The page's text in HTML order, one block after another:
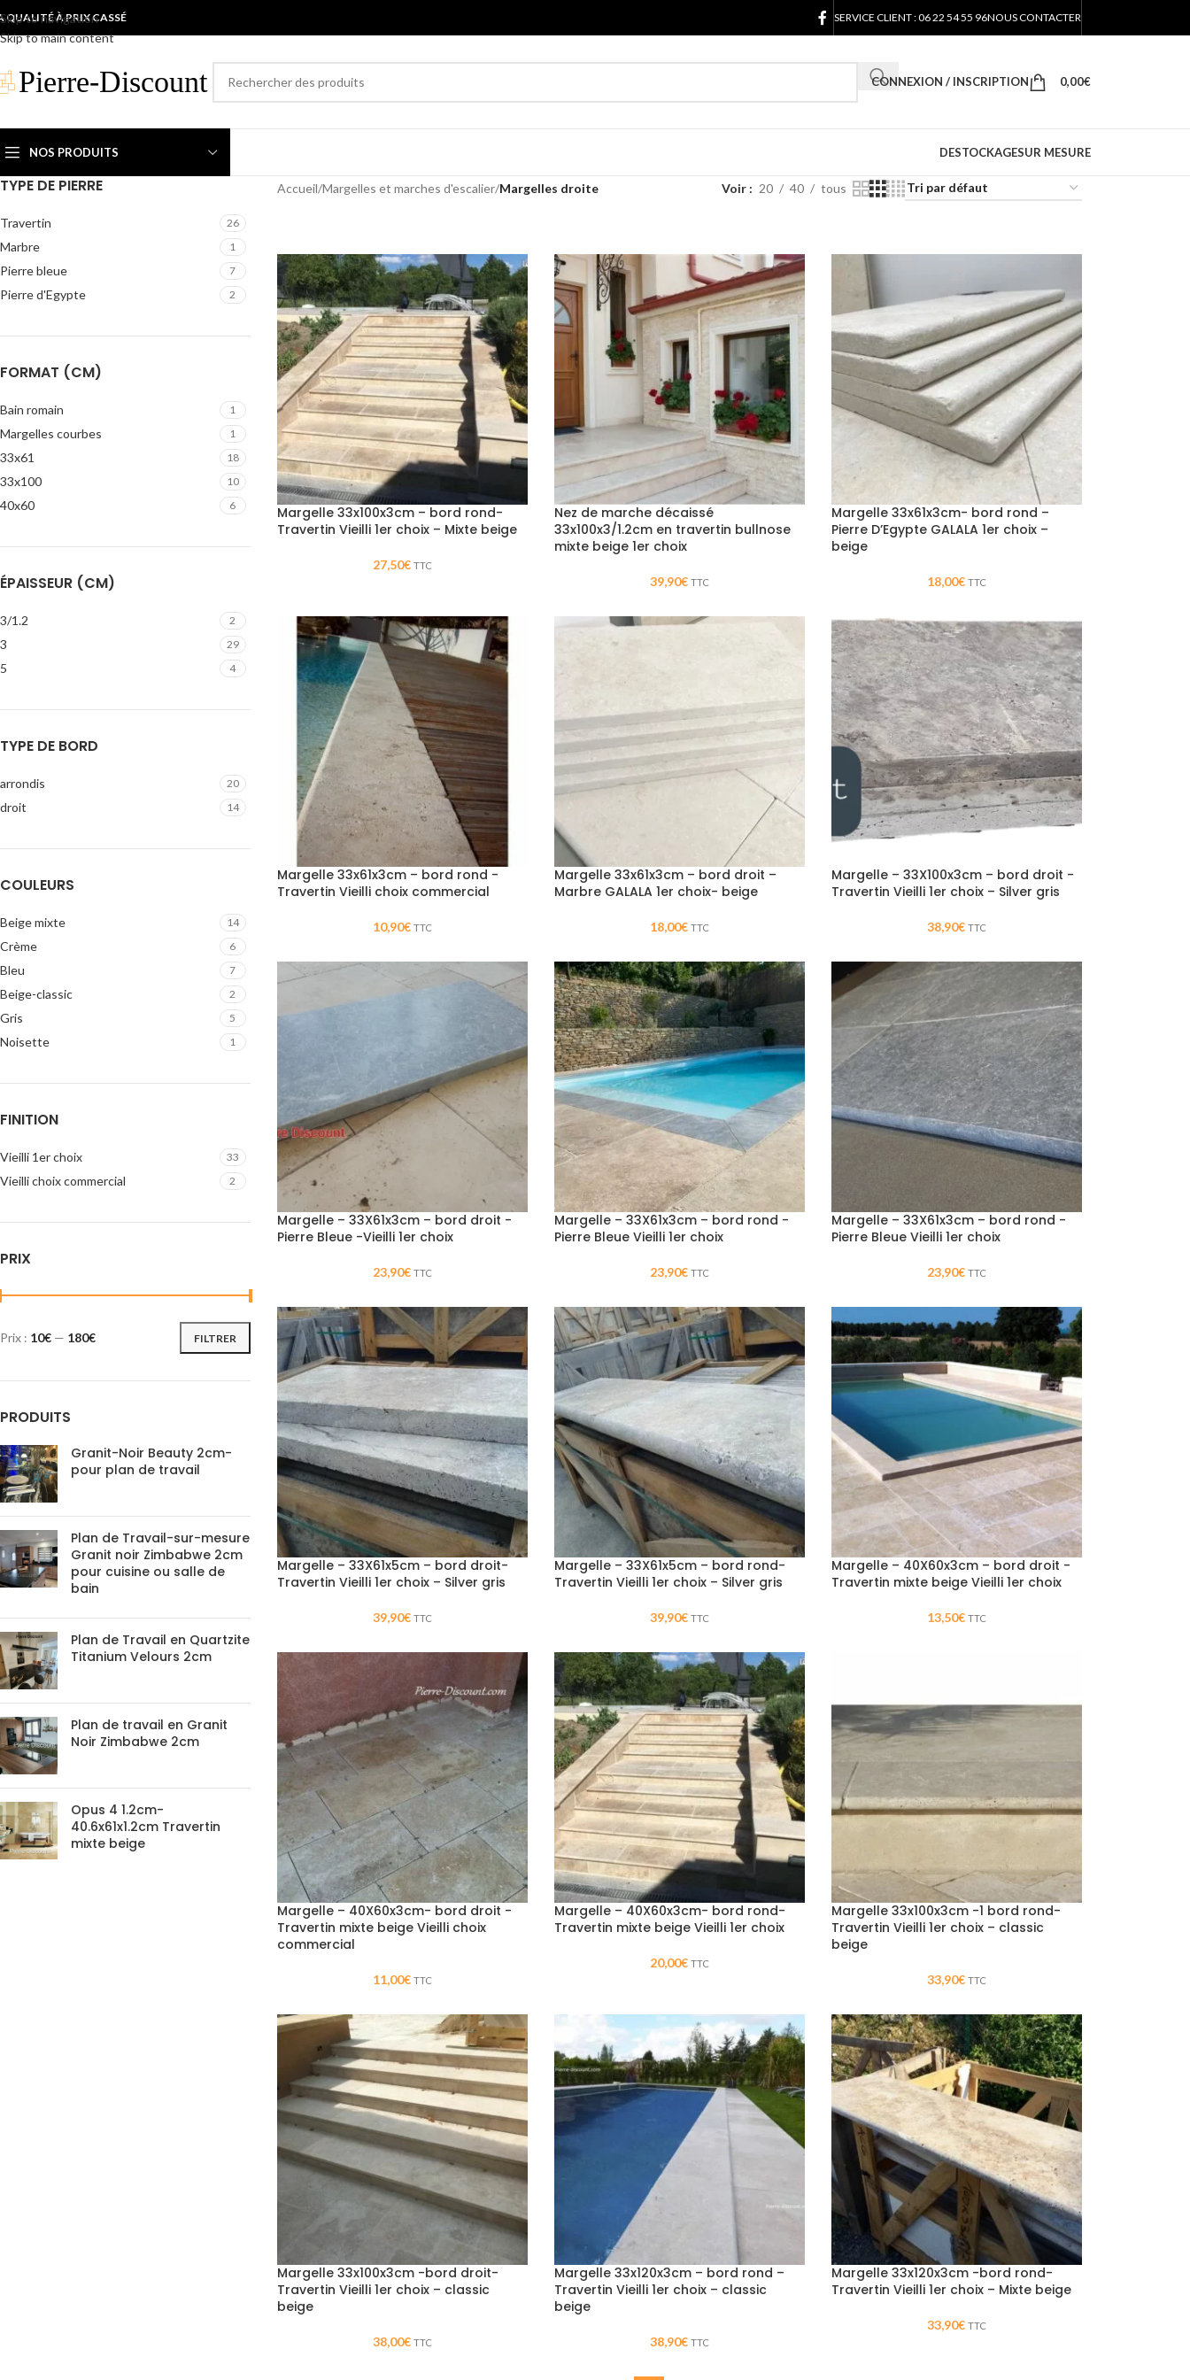
Skip to navigation
Skip to main content
QUALITÉ À PRIX CASSÉ SERVICE CLIENT : 06 22 54 55 96NOUS CONTACTER
CONNEXION / INSCRIPTION 0,00€
NOS PRODUITS DESTOCKAGESUR MESURE
TYPE DE PIERRE
Travertin 26
Marbre 1
Pierre bleue 7
Pierre d'Egypte 2
FORMAT (CM)
Bain romain 1
Margelles courbes 1
33x61 18
33x100 10
40x60 6
ÉPAISSEUR (CM)
3/1.2 2
3 29
5 4
TYPE DE BORD
arrondis 20
droit 14
COULEURS
Beige mixte 14
Crème 6
Bleu 7
Beige-classic 2
Gris 5
Noisette 1
FINITION
Vieilli 1er choix 33
Vieilli choix commercial 2
PRIX
FILTRER
Prix : 10€ — 180€
PRODUITS
Granit-Noir Beauty 2cm-
pour plan de travail
Plan de Travail-sur-mesure
Granit noir Zimbabwe 2cm
pour cuisine ou salle de
bain
Plan de Travail en Quartzite
Titanium Velours 2cm
Plan de travail en Granit
Noir Zimbabwe 2cm
Opus 4 1.2cm-
40.6x61x1.2cm Travertin
mixte beige
Accueil/Margelles et marches d'escalier/Margelles droite Voir 20 40 tous
Margelle 33x100x3cm – bord rond-
Travertin Vieilli 1er choix – Mixte beige
27,50€ TTC
Nez de marche décaissé
33x100x3/1.2cm en travertin bullnose
mixte beige 1er choix
39,90€ TTC
Margelle 33x61x3cm- bord rond –
Pierre D’Egypte GALALA 1er choix –
beige
18,00€ TTC
Margelle 33x61x3cm – bord rond -
Travertin Vieilli choix commercial
10,90€ TTC
Margelle 33x61x3cm – bord droit –
Marbre GALALA 1er choix- beige
18,00€ TTC
Margelle – 33X100x3cm – bord droit -
Travertin Vieilli 1er choix – Silver gris
38,90€ TTC
Margelle – 33X61x3cm – bord droit -
Pierre Bleue -Vieilli 1er choix
23,90€ TTC
Margelle – 33X61x3cm – bord rond -
Pierre Bleue Vieilli 1er choix
23,90€ TTC
Margelle – 33X61x3cm – bord rond -
Pierre Bleue Vieilli 1er choix
23,90€ TTC
Margelle – 33X61x5cm – bord droit-
Travertin Vieilli 1er choix – Silver gris
39,90€ TTC
Margelle – 33X61x5cm – bord rond-
Travertin Vieilli 1er choix – Silver gris
39,90€ TTC
Margelle – 40X60x3cm – bord droit -
Travertin mixte beige Vieilli 1er choix
13,50€ TTC
Margelle – 40X60x3cm- bord droit -
Travertin mixte beige Vieilli choix
commercial
11,00€ TTC
Margelle – 40X60x3cm- bord rond-
Travertin mixte beige Vieilli 1er choix
20,00€ TTC
Margelle 33x100x3cm -1 bord rond-
Travertin Vieilli 1er choix – classic
beige
33,90€ TTC
Margelle 33x100x3cm -bord droit-
Travertin Vieilli 1er choix – classic
beige
38,00€ TTC
Margelle 33x120x3cm – bord rond –
Travertin Vieilli 1er choix – classic
beige
38,90€ TTC
Margelle 33x120x3cm -bord rond-
Travertin Vieilli 1er choix – Mixte beige
33,90€ TTC